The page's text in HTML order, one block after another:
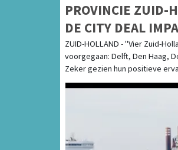
PROVINCIE ZUID-
DE CITY DEAL
ONDERNEMEN
ZUID-HOLLAND - "Vier Zuid-
voorgegaan: Delft, Den Haag,
Zeker gezien hun positieve